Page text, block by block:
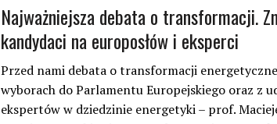
Najważniejsza debata o transformacji.
kandydaci na europosłów i eksperci
Przed nami debata o transformacji
wyborach do Parlamentu Europejskiego oraz z
ekspertów w dziedzinie energetyki – prof.